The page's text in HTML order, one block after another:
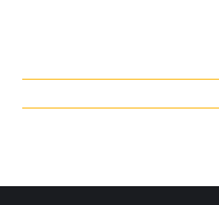
Navegação
post: